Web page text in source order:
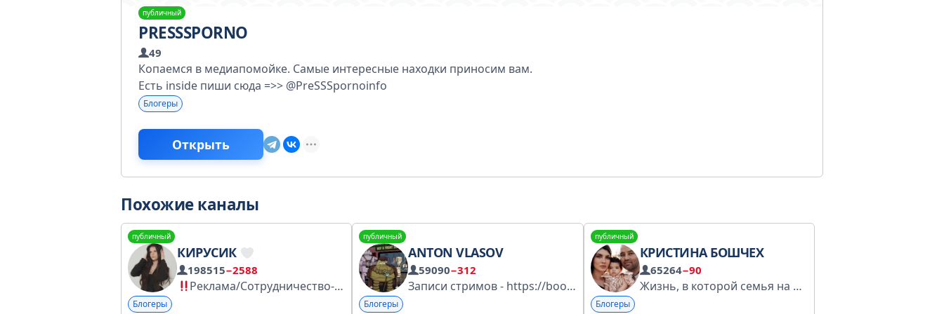
публичный
PRESSSPORNO
49
Копаемся в медиапомойке. Самые интересные находки приносим вам.
Есть inside пиши сюда =>> @PreSSSpornoinfo
Блогеры
Открыть
Похожие каналы
публичный
КИРУСИК
198515−2588
Реклама/Сотрудничество- kiratimraleeva@gmprod.agency @adrenalinPR Я В LIKEE: https://l.likee.video/p/a1E5wq
Блогеры
публичный
ANTON VLASOV
59090−312
Записи стримов - https://boosty.to/antonpower Глубокие размышления о жизни Мы люди деловые и рекламные предложения рассматриваем в данном аккаунте t.me/Spbtusareklama
Блогеры
публичный
КРИСТИНА БОШЧЕХ
65264−90
Жизнь, в которой семья на первом месте. Реклама: kristinabo.pr@gmail.com Ркн https://gosuslugi.ru/snet/674dd62f9d804a279b047b80
Блогеры